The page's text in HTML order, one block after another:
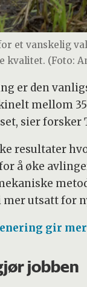
et vanskelig
kvalitet. (Foto:
er den
mellom
sier forsker
resultater
å øke
utsatt for
gir
jobben